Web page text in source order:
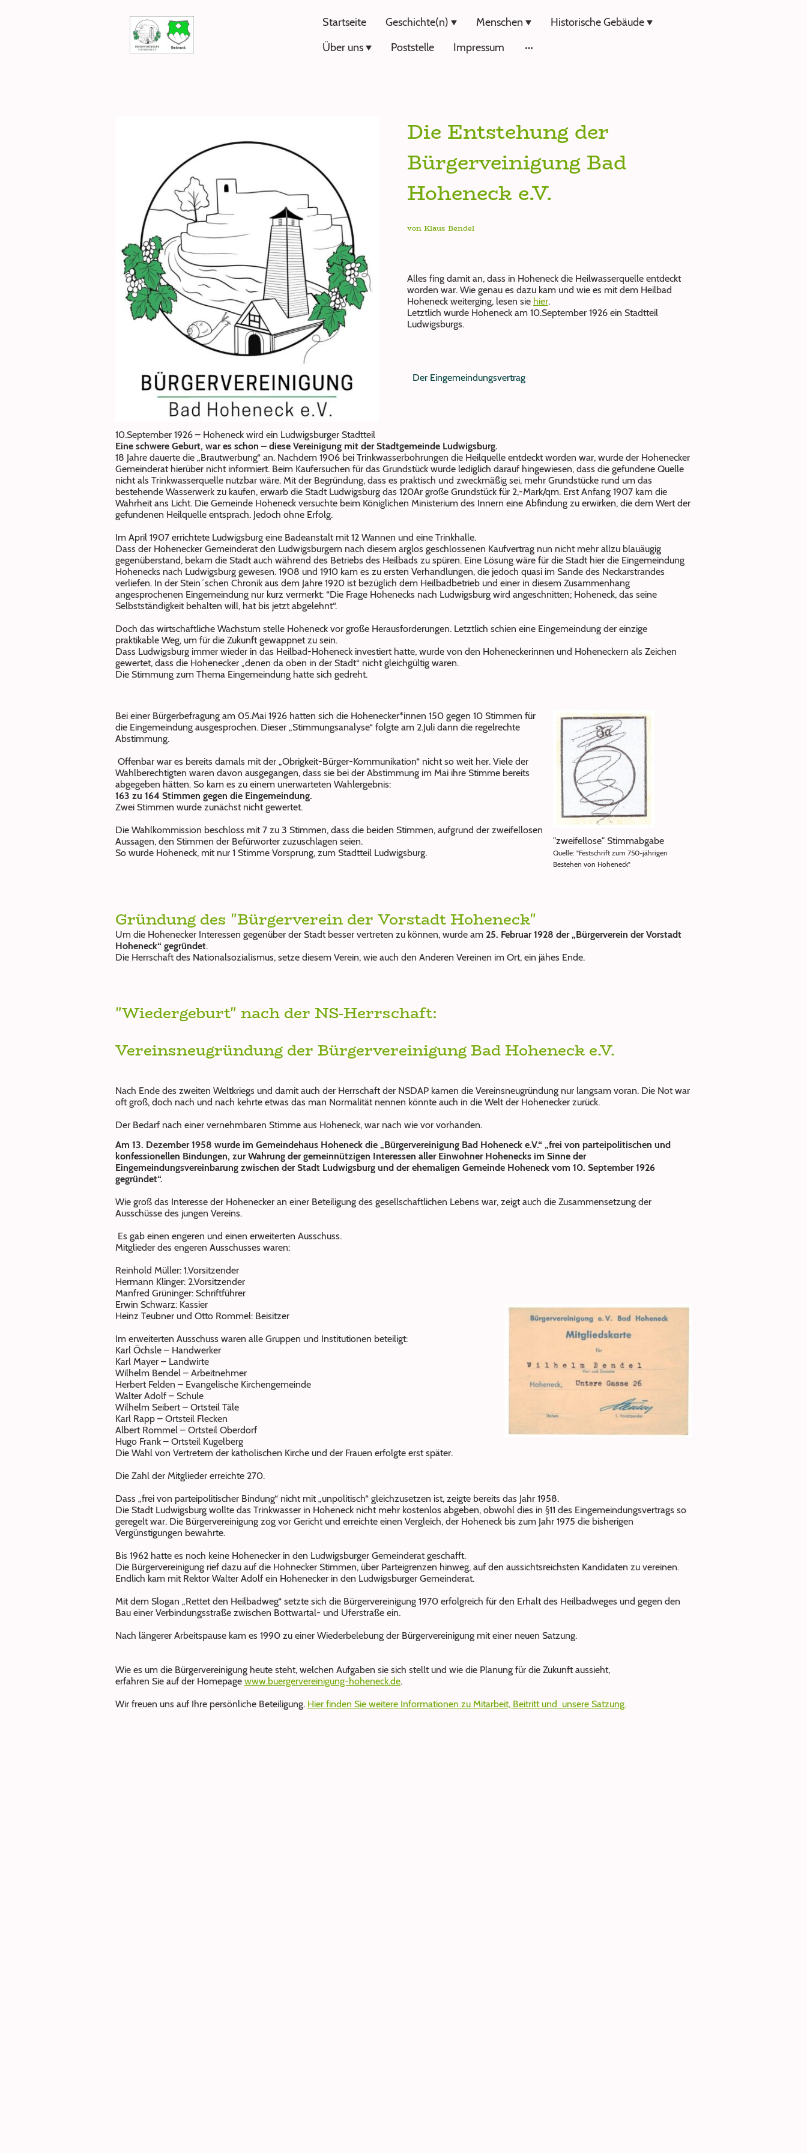
Startseite Geschichte(n) Menschen
Historische Gebäude
Über uns
Poststelle Impressum
Die Entstehung der
Bürgerveinigung Bad
Hoheneck e.V.
von Klaus Bendel
Alles fing damit an, dass in Hoheneck die Heilwasserquelle entdeckt
worden war. Wie genau es dazu kam und wie es mit dem Heilbad
Hoheneck weiterging, lesen sie hier.
Letztlich wurde Hoheneck am 10.September 1926 ein Stadtteil
Ludwigsburgs.
Der Eingemeindungsvertrag
10.September 1926 – Hoheneck wird ein Ludwigsburger Stadtteil
Eine schwere Geburt, war es schon – diese Vereinigung mit der Stadtgemeinde Ludwigsburg.
18 Jahre dauerte die „Brautwerbung“ an. Nachdem 1906 bei Trinkwasserbohrungen die Heilquelle entdeckt worden war, wurde der Hohenecker
Gemeinderat hierüber nicht informiert. Beim Kaufersuchen für das Grundstück wurde lediglich darauf hingewiesen, dass die gefundene Quelle
nicht als Trinkwasserquelle nutzbar wäre. Mit der Begründung, dass es praktisch und zweckmäßig sei, mehr Grundstücke rund um das
bestehende Wasserwerk zu kaufen, erwarb die Stadt Ludwigsburg das 120Ar große Grundstück für 2,-Mark/qm. Erst Anfang 1907 kam die
Wahrheit ans Licht. Die Gemeinde Hoheneck versuchte beim Königlichen Ministerium des Innern eine Abfindung zu erwirken, die dem Wert der
gefundenen Heilquelle entsprach. Jedoch ohne Erfolg.
Im April 1907 errichtete Ludwigsburg eine Badeanstalt mit 12 Wannen und eine Trinkhalle.
Dass der Hohenecker Gemeinderat den Ludwigsburgern nach diesem arglos geschlossenen Kaufvertrag nun nicht mehr allzu blauäugig
gegenüberstand, bekam die Stadt auch während des Betriebs des Heilbads zu spüren. Eine Lösung wäre für die Stadt hier die Eingemeindung
Hohenecks nach Ludwigsburg gewesen. 1908 und 1910 kam es zu ersten Verhandlungen, die jedoch quasi im Sande des Neckarstrandes
verliefen. In der Stein´schen Chronik aus dem Jahre 1920 ist bezüglich dem Heilbadbetrieb und einer in diesem Zusammenhang
angesprochenen Eingemeindung nur kurz vermerkt: “Die Frage Hohenecks nach Ludwigsburg wird angeschnitten; Hoheneck, das seine
Selbstständigkeit behalten will, hat bis jetzt abgelehnt“.
Doch das wirtschaftliche Wachstum stelle Hoheneck vor große Herausforderungen. Letztlich schien eine Eingemeindung der einzige
praktikable Weg, um für die Zukunft gewappnet zu sein.
Dass Ludwigsburg immer wieder in das Heilbad-Hoheneck investiert hatte, wurde von den Hoheneckerinnen und Hoheneckern als Zeichen
gewertet, dass die Hohenecker „denen da oben in der Stadt“ nicht gleichgültig waren.
Die Stimmung zum Thema Eingemeindung hatte sich gedreht.
Am 13. Dezember 1958 wurde im Gemeindehaus Hoheneck die „Bürgervereinigung Bad Hoheneck e.V.“ „frei von parteipolitischen und
konfessionellen Bindungen, zur Wahrung der gemeinnützigen Interessen aller Einwohner Hohenecks im Sinne der
Eingemeindungsvereinbarung zwischen der Stadt Ludwigsburg und der ehemaligen Gemeinde Hoheneck vom 10. September 1926
gegründet“.
Wie groß das Interesse der Hohenecker an einer Beteiligung des gesellschaftlichen Lebens war, zeigt auch die Zusammensetzung der
Ausschüsse des jungen Vereins.
Es gab einen engeren und einen erweiterten Ausschuss.
Mitglieder des engeren Ausschusses waren:
Reinhold Müller: 1.Vorsitzender
Hermann Klinger: 2.Vorsitzender
Manfred Grüninger: Schriftführer
Erwin Schwarz: Kassier
Heinz Teubner und Otto Rommel: Beisitzer
Im erweiterten Ausschuss waren alle Gruppen und Institutionen beteiligt:
Karl Öchsle – Handwerker
Karl Mayer – Landwirte
Wilhelm Bendel – Arbeitnehmer
Herbert Felden – Evangelische Kirchengemeinde
Walter Adolf – Schule
Wilhelm Seibert – Ortsteil Täle
Karl Rapp – Ortsteil Flecken
Albert Rommel – Ortsteil Oberdorf
Hugo Frank – Ortsteil Kugelberg
Die Wahl von Vertretern der katholischen Kirche und der Frauen erfolgte erst später.
Die Zahl der Mitglieder erreichte 270.
Dass „frei von parteipolitischer Bindung“ nicht mit „unpolitisch“ gleichzusetzen ist, zeigte bereits das Jahr 1958.
Die Stadt Ludwigsburg wollte das Trinkwasser in Hoheneck nicht mehr kostenlos abgeben, obwohl dies in §11 des Eingemeindungsvertrags so
geregelt war. Die Bürgervereinigung zog vor Gericht und erreichte einen Vergleich, der Hoheneck bis zum Jahr 1975 die bisherigen
Vergünstigungen bewahrte.
Bis 1962 hatte es noch keine Hohenecker in den Ludwigsburger Gemeinderat geschafft.
Die Bürgervereinigung rief dazu auf die Hohnecker Stimmen, über Parteigrenzen hinweg, auf den aussichtsreichsten Kandidaten zu vereinen.
Endlich kam mit Rektor Walter Adolf ein Hohenecker in den Ludwigsburger Gemeinderat.
Mit dem Slogan „Rettet den Heilbadweg“ setzte sich die Bürgervereinigung 1970 erfolgreich für den Erhalt des Heilbadweges und gegen den
Bau einer Verbindungsstraße zwischen Bottwartal- und Uferstraße ein.
Nach längerer Arbeitspause kam es 1990 zu einer Wiederbelebung der Bürgervereinigung mit einer neuen Satzung.
Wie es um die Bürgervereinigung heute steht, welchen Aufgaben sie sich stellt und wie die Planung für die Zukunft aussieht,
erfahren Sie auf der Homepage www.buergervereinigung-hoheneck.de.
Wir freuen uns auf Ihre persönliche Beteiligung. Hier finden Sie weitere Informationen zu Mitarbeit, Beitritt und unsere Satzung.
Bei einer Bürgerbefragung am 05.Mai 1926 hatten sich die Hohenecker*innen 150 gegen 10 Stimmen für
die Eingemeindung ausgesprochen. Dieser „Stimmungsanalyse“ folgte am 2.Juli dann die regelrechte
Abstimmung.
Offenbar war es bereits damals mit der „Obrigkeit-Bürger-Kommunikation“ nicht so weit her. Viele der
Wahlberechtigten waren davon ausgegangen, dass sie bei der Abstimmung im Mai ihre Stimme bereits
abgegeben hätten. So kam es zu einem unerwarteten Wahlergebnis:
163 zu 164 Stimmen gegen die Eingemeindung.
Zwei Stimmen wurde zunächst nicht gewertet.
Die Wahlkommission beschloss mit 7 zu 3 Stimmen, dass die beiden Stimmen, aufgrund der zweifellosen
Aussagen, den Stimmen der Befürworter zuzuschlagen seien.
So wurde Hoheneck, mit nur 1 Stimme Vorsprung, zum Stadtteil Ludwigsburg.
"zweifellose" Stimmabgabe
Quelle: "Festschrift zum 750-jährigen
Bestehen von Hoheneck"
Gründung des "Bürgerverein der Vorstadt Hoheneck"
Um die Hohenecker Interessen gegenüber der Stadt besser vertreten zu können, wurde am 25. Februar 1928 der „Bürgerverein der Vorstadt
Hoheneck“ gegründet.
Die Herrschaft des Nationalsozialismus, setze diesem Verein, wie auch den Anderen Vereinen im Ort, ein jähes Ende.
"Wiedergeburt" nach der NS-Herrschaft:
Vereinsneugründung der Bürgervereinigung Bad Hoheneck e.V.
Nach Ende des zweiten Weltkriegs und damit auch der Herrschaft der NSDAP kamen die Vereinsneugründung nur langsam voran. Die Not war
oft groß, doch nach und nach kehrte etwas das man Normalität nennen könnte auch in die Welt der Hohenecker zurück.
Der Bedarf nach einer vernehmbaren Stimme aus Hoheneck, war nach wie vor vorhanden.